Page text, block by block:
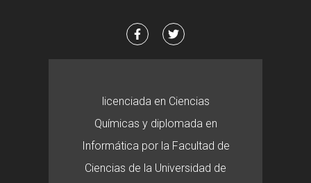
licenciada en Ciencias
Químicas y diplomada en
Informática por la Facultad de
Ciencias de la Universidad de